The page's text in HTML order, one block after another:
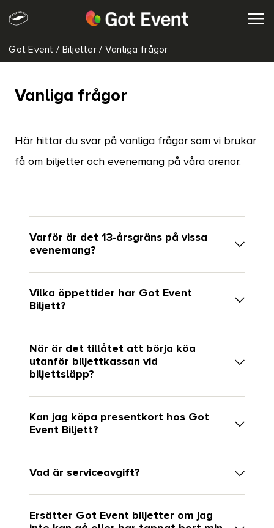
SÖK
Got Event / Biljetter / Vanliga frågor
Vanliga frågor
Här hittar du svar på vanliga frågor som vi brukar
få om biljetter och evenemang på våra arenor.
Varför är det 13-årsgräns på vissa
evenemang?
Vilka öppettider har Got Event
Biljett?
När är det tillåtet att börja köa
utanför biljettkassan vid
biljettsläpp?
Kan jag köpa presentkort hos Got
Event Biljett?
Vad är serviceavgift?
Ersätter Got Event biljetter om jag